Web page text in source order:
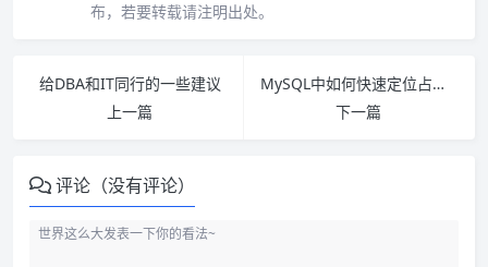
布，若要转载请注明出处。
给DBA和IT同行的一些建议
上一篇
MySQL中如何快速定位占用CPU过高的SQL
下一篇
评论（没有评论）